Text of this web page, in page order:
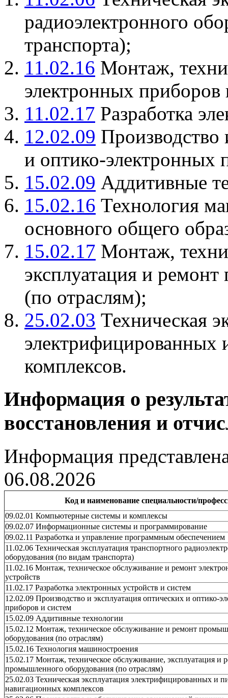
радиоэлектронного
транспорта);
11.02.16 Монтаж,
электронных приборов
11.02.17 Разработка
12.02.09 Производство
и оптико-электронных
15.02.09 Аддитивные
15.02.16 Технология
основного общего
15.02.17 Монтаж,
эксплуатация и
(по отраслям);
25.02.03 Техническая
электрифицированных
комплексов.
Информация о
восстановления и
Информация
06.08.2026
Код и наименование специальности/
09.02.01 Компьютерные системы и комплексы
09.02.07 Информационные системы и программирование
09.02.11 Разработка и управление программным обеспечением
11.02.06 Техническая эксплуатация транспортного
оборудования (по видам транспорта)
11.02.16 Монтаж, техническое обслуживание и ремонт
устройств
11.02.17 Разработка электронных устройств и систем
12.02.09 Производство и эксплуатация оптических и оптико-
приборов и систем
15.02.09 Аддитивные технологии
15.02.12 Монтаж, техническое обслуживание и ремонт
оборудования (по отраслям)
15.02.16 Технология машиностроения
15.02.17 Монтаж, техническое обслуживание, эксплуатация и
промышленного оборудования (по отраслям)
25.02.03 Техническая эксплуатация электрифицированных и
навигационных комплексов